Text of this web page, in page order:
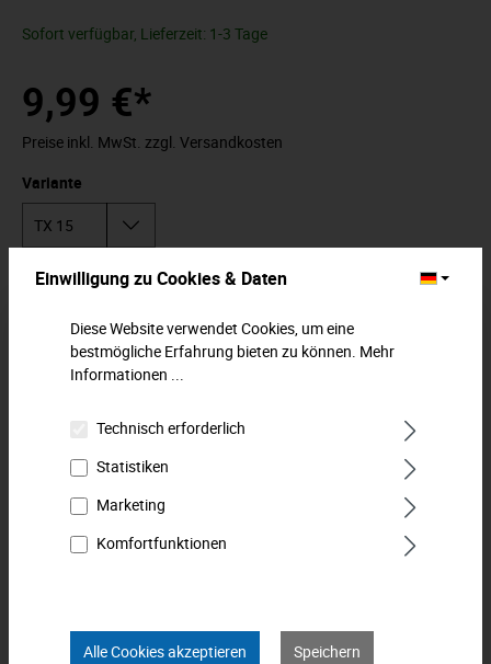
Sofort verfügbar, Lieferzeit: 1-3 Tage
9,99 €*
Preise inkl. MwSt. zzgl. Versandkosten
Variante
In den Warenkorb
Zum Merkzettel hinzufügen
Schraubendreher-Einsatz (Innen-TORX®), mit extra harter
Spitze aus Spezialstahl. In Standardlänge (48 mm). Für
Downloads
Bewertungen
Einwilligung zu Cookies & Daten
Diese Website verwendet Cookies, um eine
bestmögliche Erfahrung bieten zu können. Mehr
Informationen ...
Technisch erforderlich
Statistiken
Marketing
Komfortfunktionen
Alle Cookies akzeptieren Speichern